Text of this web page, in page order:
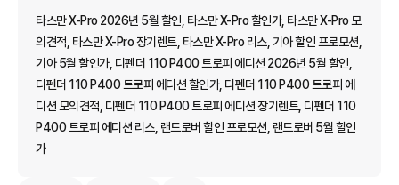
타스만 X-Pro 2026년 5월 할인, 타스만 X-Pro 할인가, 타스만 X-Pro 모
의견적, 타스만 X-Pro 장기렌트, 타스만 X-Pro 리스, 기아 할인 프로모션,
기아 5월 할인가, 디펜더 110 P400 트로피 에디션 2026년 5월 할인,
디펜더 110 P400 트로피 에디션 할인가, 디펜더 110 P400 트로피 에
디션 모의견적, 디펜더 110 P400 트로피 에디션 장기렌트, 디펜더 110
P400 트로피 에디션 리스, 랜드로버 할인 프로모션, 랜드로버 5월 할인
가